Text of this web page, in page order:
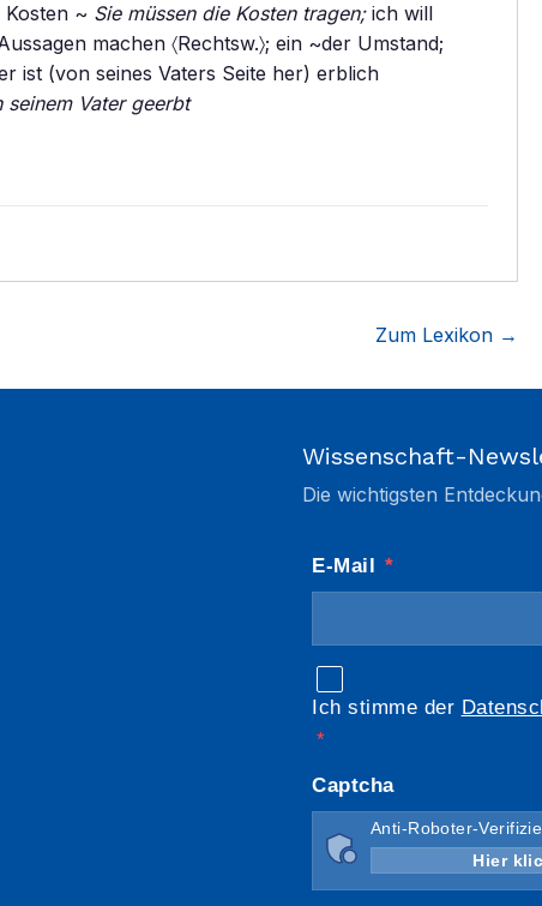
Kosten ~ Sie müssen die Kosten tragen;ich will
machen 〈Rechtsw.〉; ein ~der Umstand;
ist (von seines Vaters Seite her) erblich
seinem Vater geerbt
Zum Lexikon →
Wissenschaft-
Die wichtigsten